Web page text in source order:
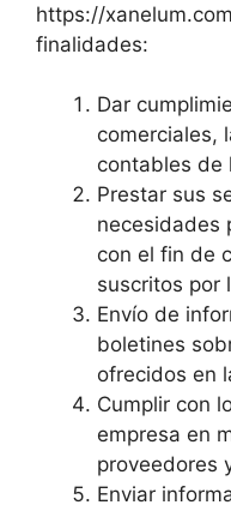
https://
finalidades:
Dar
comerciales,
contables de
Prestar sus
necesidades
con el fin de
suscritos por
Envío de
boletines
ofrecidos en
Cumplir con
empresa en
proveedores
Enviar